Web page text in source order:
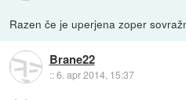
Razen če je uperjena zoper
Brane22
::6. apr 2014, 15:37